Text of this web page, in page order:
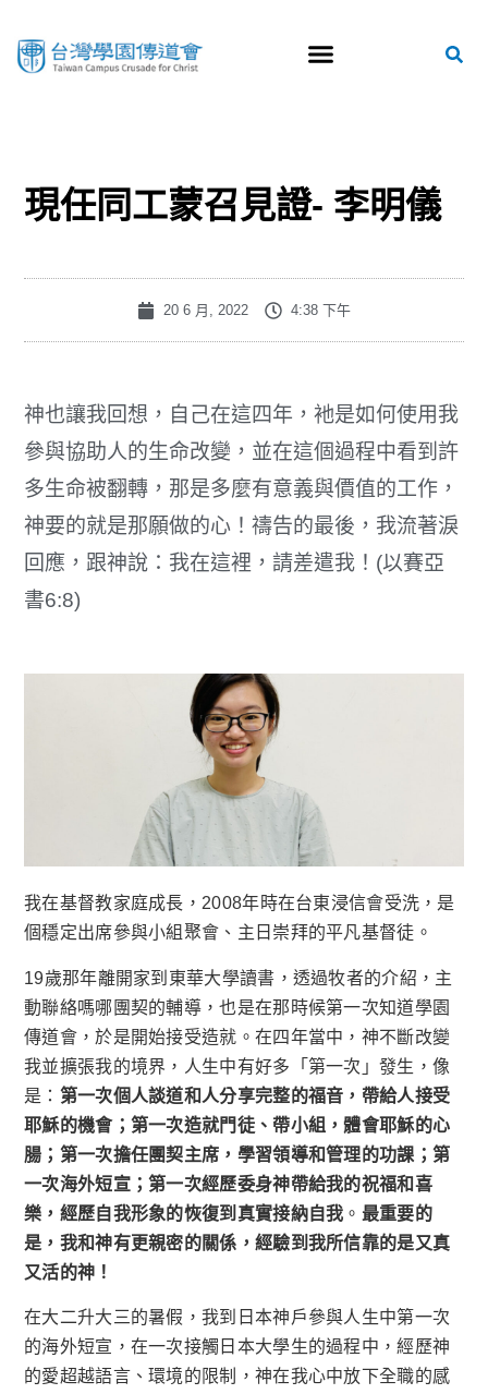
現任同工蒙召見證- 李明儀
20 6 月, 2022 4:38 下午
神也讓我回想，自己在這四年，衪是如何使用我
參與協助人的生命改變，並在這個過程中看到許
多生命被翻轉，那是多麼有意義與價值的工作，
神要的就是那願做的心！禱告的最後，我流著淚
回應，跟神說：我在這裡，請差遣我！(以賽亞
書6:8)
我在基督教家庭成長，2008年時在台東浸信會受洗，是
個穩定出席參與小組聚會、主日崇拜的平凡基督徒。
19歲那年離開家到東華大學讀書，透過牧者的介紹，主
動聯絡嗎哪團契的輔導，也是在那時候第一次知道學園
傳道會，於是開始接受造就。在四年當中，神不斷改變
我並擴張我的境界，人生中有好多「第一次」發生，像
是： 第一次個人談道和人分享完整的福音，帶給人接受
耶穌的機會；第一次造就門徒、帶小組，體會耶穌的心
腸；第一次擔任團契主席，學習領導和管理的功課；第
一次海外短宣；第一次經歷委身神帶給我的祝福和喜
樂，經歷自我形象的恢復到真實接納自我 。 最重要的
是，我和神有更親密的關係，經驗到我所信靠的是又真
又活的神！
在大二升大三的暑假，我到日本神戶參與人生中第一次
的海外短宣，在一次接觸日本大學生的過程中，經歷神
的愛超越語言、環境的限制，神在我心中放下全職的感